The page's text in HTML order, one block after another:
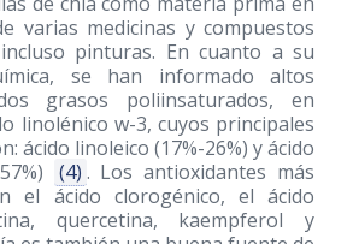
varias medicinas y compuestos
pinturas. En cuanto a su
se han informado altos
grasos poliinsaturados, en
linolénico w-3, cuyos principales
ácido linoleico (17%-26%) y ácido
(4) . Los antioxidantes más
el ácido clorogénico, el ácido
quercetina, kaempferol y